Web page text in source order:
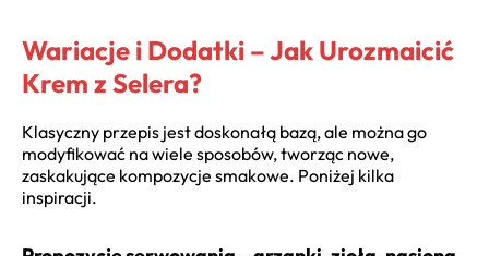
Wariacje i Dodatki – Jak Urozmaicić
Krem z Selera?
Klasyczny przepis jest doskonałą bazą, ale można go
modyfikować na wiele sposobów, tworząc nowe,
zaskakujące kompozycje smakowe. Poniżej kilka
inspiracji.